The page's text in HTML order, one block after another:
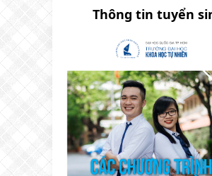
Thông tin tuyển